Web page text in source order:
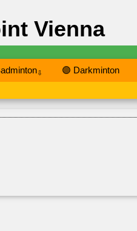
Vienna
⇩ 🟣 Darkminton